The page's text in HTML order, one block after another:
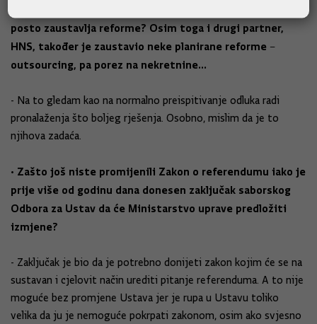
posto zaustavlja reforme? Osim toga i drugi partner,
HNS, također je zaustavio neke planirane reforme –
outsourcing, pa porez na nekretnine...
- Na to gledam kao na normalno preispitivanje odluka radi
pronalaženja što boljeg rješenja. Osobno, mislim da je to
njihova zadaća.
• Zašto još niste promijenili Zakon o referendumu iako je
prije više od godinu dana donesen zaključak saborskog
Odbora za Ustav da će Ministarstvo uprave predložiti
izmjene?
- Zaključak je bio da je potrebno donijeti zakon kojim će se na
sustavan i cjelovit način urediti pitanje referenduma. A to nije
moguće bez promjene Ustava jer je rupa u Ustavu toliko
velika da ju je nemoguće pokrpati zakonom, osim ako svjesno